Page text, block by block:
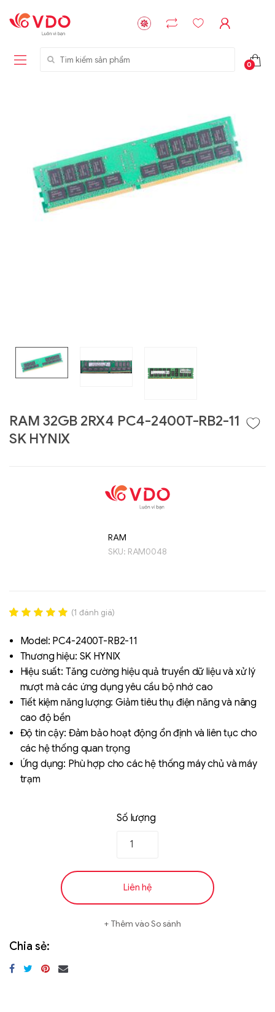
Tìm kiếm sản phẩm
0
RAM 32GB 2RX4 PC4-2400T-RB2-11
SK HYNIX
RAM
SKU: RAM0048
out of 5
based on
đánh giá
(1 đánh giá)
Model: PC4-2400T-RB2-11
Thương hiệu: SK HYNIX
Hiệu suất: Tăng cường hiệu quả truyền dữ liệu và xử lý
mượt mà các ứng dụng yêu cầu bộ nhớ cao
Tiết kiệm năng lượng: Giảm tiêu thụ điện năng và nâng
cao độ bền
Độ tin cậy: Đảm bảo hoạt động ổn định và liên tục cho
các hệ thống quan trọng
Ứng dụng: Phù hợp cho các hệ thống máy chủ và máy
trạm
Số lượng
Liên hệ
Thêm vào So sánh
Chia sẻ:
64GB - 15.36TB
Liên hệ
SK hynix - DRAM
- GDDR - GDDR6
Liên hệ
GIGABYTE
G593-ZD1 (rev.
AAX1)
AAP1)